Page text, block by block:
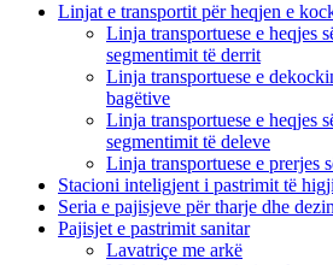
Linjat e transportit për heqjen e
Linja transportuese e heqjes
segmentimit të derrit
Linja transportuese e
bagëtive
Linja transportuese e heqjes
segmentimit të deleve
Linja transportuese e prerjes
Stacioni inteligjent i pastrimit të
Seria e pajisjeve për tharje dhe
Pajisjet e pastrimit sanitar
Lavatriçe me arkë